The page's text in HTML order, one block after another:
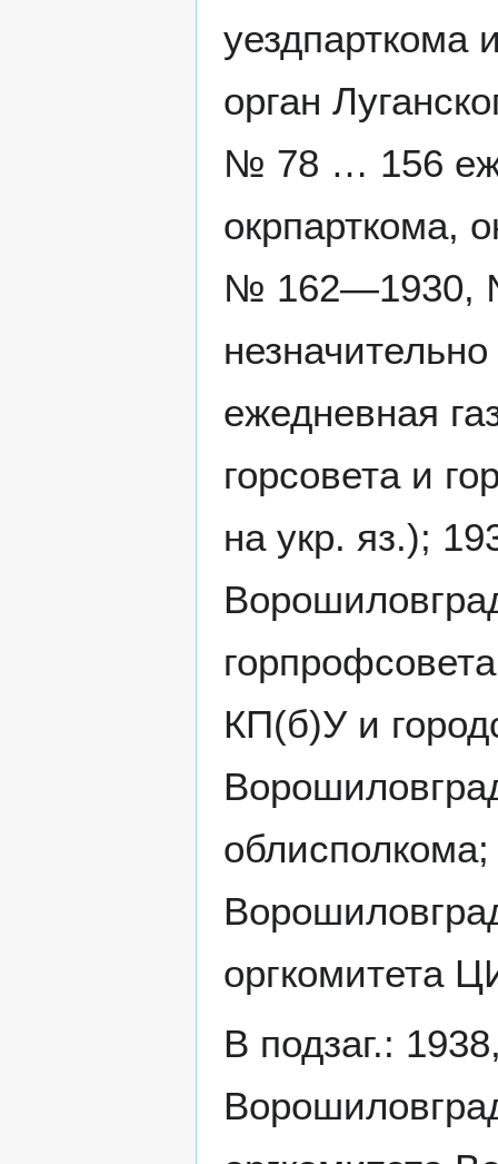
орган
№ 78 … 156
окрпарткома,
№ 162—1930, №
ежедневная
горсовета и
на укр. яз.);
КП(б)У и
оргкомитета
В подзаг.: